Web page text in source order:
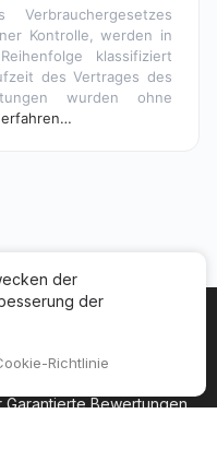
Kontrolle, werden in
klassifiziert
des Vertrages des
wurden ohne
Garantierte Bewertungen.
der
der
Richtlinie